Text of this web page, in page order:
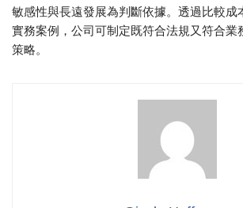
敏感性與長遠發展為判斷依據。透過比較成
實務案例，公司可制定既符合法規又符合業
策略。